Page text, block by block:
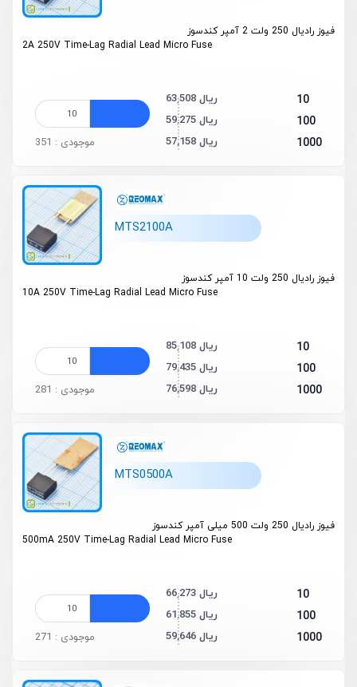
فیوز رادیال 250 ولت 2 آمپر کندسوز
2A 250V Time-Lag Radial Lead Micro Fuse
10 63,508 ریال
100 59,275 ریال
1000 57,158 ریال موجودی : 351
MTS2100A
فیوز رادیال 250 ولت 10 آمپر کندسوز
10A 250V Time-Lag Radial Lead Micro Fuse
10 85,108 ریال
100 79,435 ریال
1000 76,598 ریال موجودی : 281
MTS0500A
فیوز رادیال 250 ولت 500 میلی آمپر کندسوز
500mA 250V Time-Lag Radial Lead Micro Fuse
10 66,273 ریال
100 61,855 ریال
1000 59,646 ریال موجودی : 271